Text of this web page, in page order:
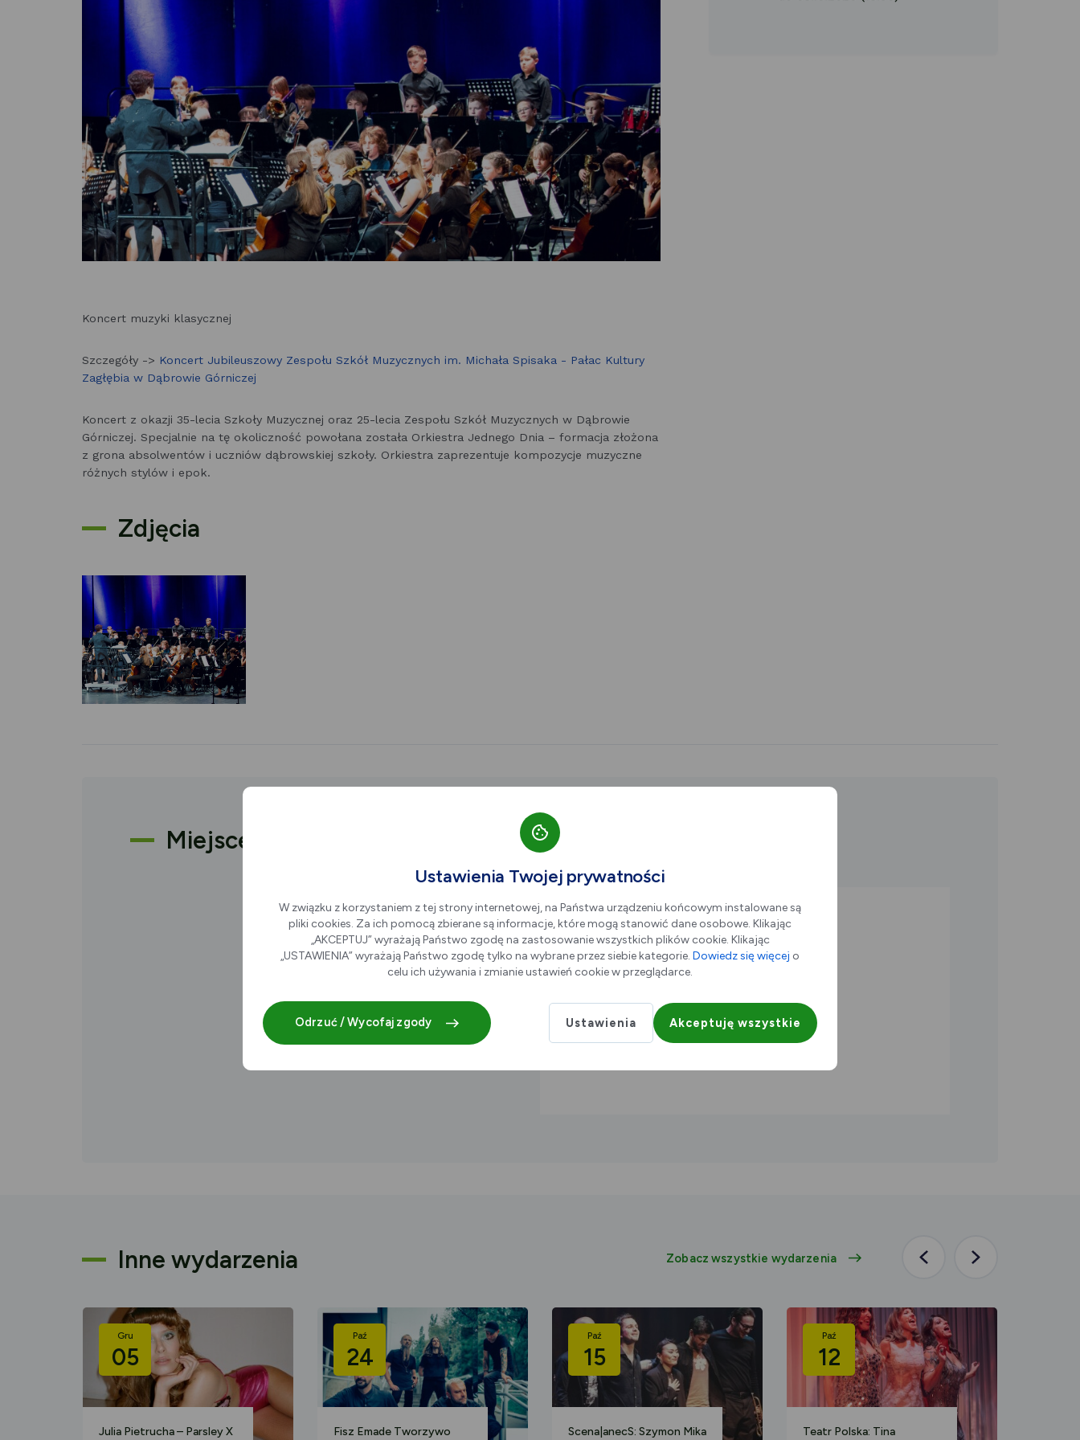
Koncert muzyki klasycznej
Szczegóły -> Koncert Jubileuszowy Zespołu Szkół Muzycznych im. Michała Spisaka - Pałac Kultury
Zagłębia w Dąbrowie Górniczej
Koncert z okazji 35-lecia Szkoły Muzycznej oraz 25-lecia Zespołu Szkół Muzycznych w Dąbrowie
Górniczej. Specjalnie na tę okoliczność powołana została Orkiestra Jednego Dnia – formacja złożona
z grona absolwentów i uczniów dąbrowskiej szkoły. Orkiestra zaprezentuje kompozycje muzyczne
różnych stylów i epok.
Zdjęcia
Miejsce
Zespół Szkół Muzycznych
od 08.10.2026 (17:00)
do 08.10.2026 (18:30)
Inne wydarzenia Zobacz wszystkie wydarzenia
Poprzednia
Następna
Gru
05
Julia Pietrucha – Parsley X
Paź
24
Fisz Emade Tworzywo
Paź
15
Scena|anecS: Szymon Mika
Paź
12
Teatr Polska: Tina
Ustawienia Twojej prywatności
W związku z korzystaniem z tej strony internetowej, na Państwa urządzeniu końcowym instalowane są
pliki cookies. Za ich pomocą zbierane są informacje, które mogą stanowić dane osobowe. Klikając
„AKCEPTUJ” wyrażają Państwo zgodę na zastosowanie wszystkich plików cookie. Klikając
„USTAWIENIA” wyrażają Państwo zgodę tylko na wybrane przez siebie kategorie. Dowiedz się więcej o
celu ich używania i zmianie ustawień cookie w przeglądarce.
Odrzuć / Wycofaj zgody Ustawienia Akceptuję wszystkie